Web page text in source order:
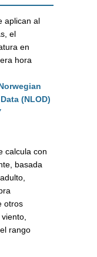
aplican al
el
en
hora
(NLOD)
calcula con
basada
otros
rango